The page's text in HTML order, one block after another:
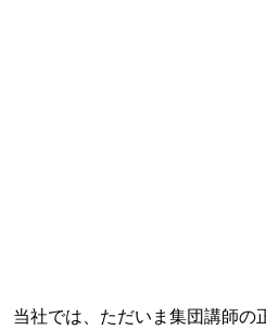
当社では、ただいま集団講師の